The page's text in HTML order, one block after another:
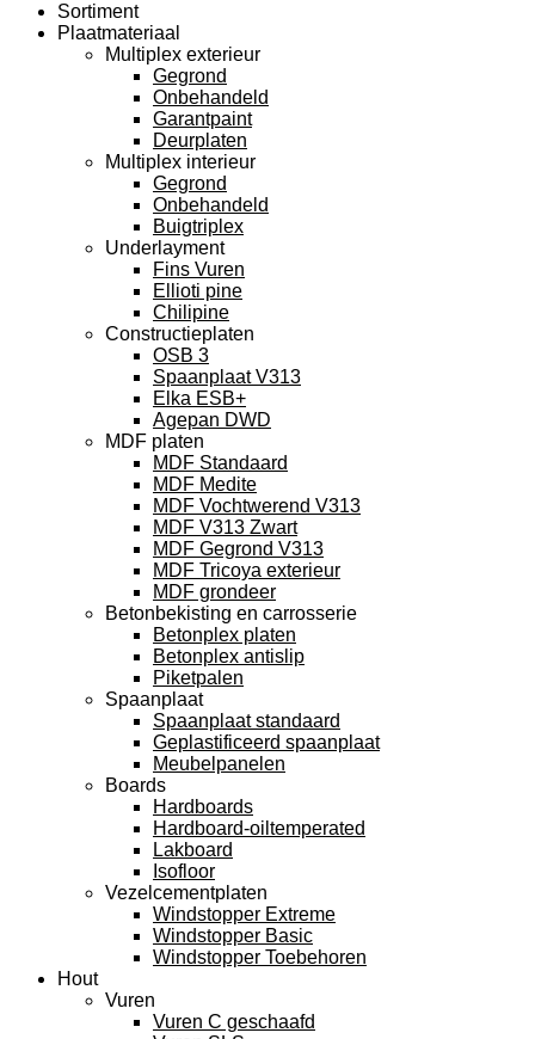
Sortiment
Plaatmateriaal
Multiplex exterieur
Gegrond
Onbehandeld
Garantpaint
Deurplaten
Multiplex interieur
Gegrond
Onbehandeld
Buigtriplex
Underlayment
Fins Vuren
Ellioti pine
Chilipine
Constructieplaten
OSB 3
Spaanplaat V313
Elka ESB+
Agepan DWD
MDF platen
MDF Standaard
MDF Medite
MDF Vochtwerend V313
MDF V313 Zwart
MDF Gegrond V313
MDF Tricoya exterieur
MDF grondeer
Betonbekisting en carrosserie
Betonplex platen
Betonplex antislip
Piketpalen
Spaanplaat
Spaanplaat standaard
Geplastificeerd spaanplaat
Meubelpanelen
Boards
Hardboards
Hardboard-oiltemperated
Lakboard
Isofloor
Vezelcementplaten
Windstopper Extreme
Windstopper Basic
Windstopper Toebehoren
Hout
Vuren
Vuren C geschaafd